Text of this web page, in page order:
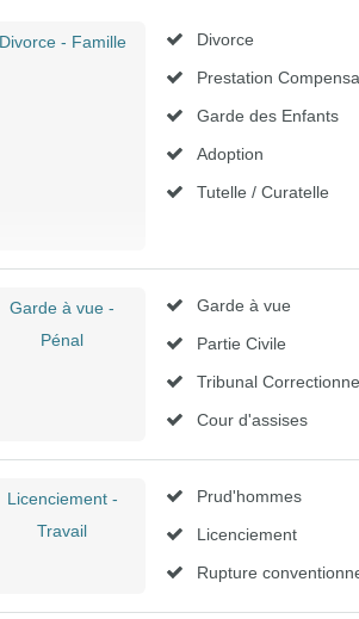
Divorce - Famille Divorce
Prestation
Garde des Enfants
Adoption
Tutelle / Curatelle
Garde à vue -
Pénal
Garde à vue
Partie Civile
Tribunal Correctionnel
Cour d'assises
Licenciement -
Travail
Prud'hommes
Licenciement
Rupture